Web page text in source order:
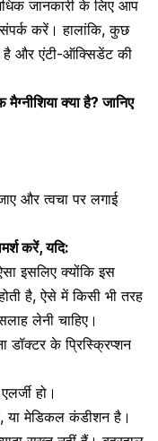
जानकारी के लिए आप
संपर्क करें। हालांकि, कुछ
है और एंटी-ऑक्सिडेंट की
क्या है? जानिए
और त्वचा पर लगाई
करें, यदि:
इसलिए क्योंकि इस
है, ऐसे में किसी भी तरह
लेनी चाहिए।
डॉक्टर के प्रिस्क्रिप्शन
हो।
या मेडिकल कंडीशन है।